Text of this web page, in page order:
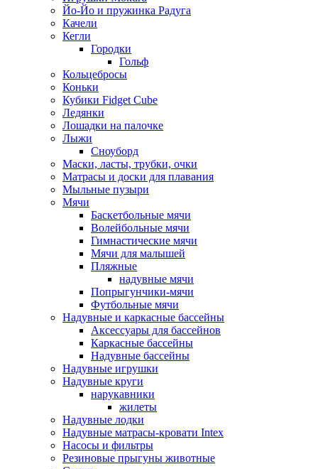
Йо-Йо и пружинка Радуга
Качели
Кегли
Городки
Гольф
Кольцебросы
Коньки
Кубики Fidget Cube
Ледянки
Лошадки на палочке
Лыжи
Сноуборд
Маски, ласты, трубки, очки
Матрасы и доски для плавания
Мыльные пузыри
Мячи
Баскетбольные мячи
Волейбольные мячи
Гимнастические мячи
Мячи для малышей
Пляжные
надувные мячи
Попрыгунчики-мячи
Футбольные мячи
Надувные и каркасные бассейны
Аксессуары для бассейнов
Каркасные бассейны
Надувные бассейны
Надувные игрушки
Надувные круги
нарукавники
жилеты
Надувные лодки
Надувные матрасы-кровати Intex
Насосы и фильтры
Резиновые прыгуны животные